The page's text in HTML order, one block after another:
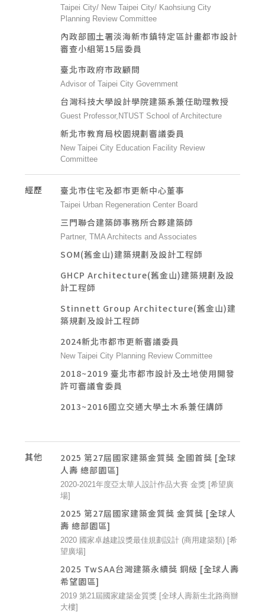
Taipei City/ New Taipei City/ Kaohsiung City
Planning Review Committee
內政部國土署淡海新市鎮特定區計畫都市設計
審查小組第15屆委員
臺北市政府市政顧問
Advisor of Taipei City Government
台灣科技大學設計學院建築系兼任助理教授
Guest Professor,NTUST School of Architecture
新北市教育局校園規劃審議委員
New Taipei City Education Facility Review
Committee
經歷 臺北市住宅及都市更新中心董事
Taipei Urban Regeneration Center Board
三門聯合建築師事務所合夥建築師
Partner, TMA Architects and Associates
SOM(舊金山)建築規劃及設計工程師
GHCP Architecture(舊金山)建築規劃及設
計工程師
Stinnett Group Architecture(舊金山)建
築規劃及設計工程師
2024新北市都市更新審議委員
New Taipei City Planning Review Committee
2018~2019 臺北市都市設計及土地使用開發
許可審議會委員
2013~2016國立交通大學土木系兼任講師
其他
2025 第27屆國家建築金質獎 全國首獎 [全球
人壽 總部園區]
2020-2021年度亞太華人設計作品大賽 金獎 [希望廣
場]
2025 第27屆國家建築金質獎 金質獎 [全球人
壽 總部園區]
2020 國家卓越建設獎最佳規劃設計 (商用建築類) [希
望廣場]
2025 TwSAA台灣建築永續獎 銅級 [全球人壽
希望園區]
2019 第21屆國家建築金質獎 [全球人壽新生北路商辦
大樓]